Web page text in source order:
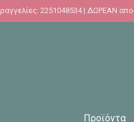
2251048534 | ΔΩΡΕΑΝ
Προϊόντα